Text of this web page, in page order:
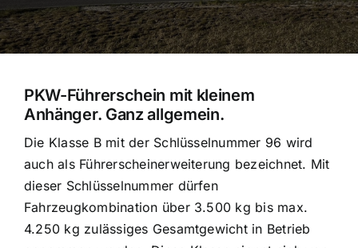
PKW-Führerschein mit kleinem
Anhänger. Ganz allgemein.
Die Klasse B mit der Schlüsselnummer 96 wird
auch als Führerscheinerweiterung bezeichnet. Mit
dieser Schlüsselnummer dürfen
Fahrzeugkombination über 3.500 kg bis max.
4.250 kg zulässiges Gesamtgewicht in Betrieb